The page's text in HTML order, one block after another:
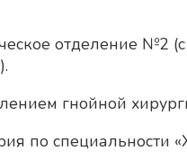
отделение №2
гнойной
по специальности